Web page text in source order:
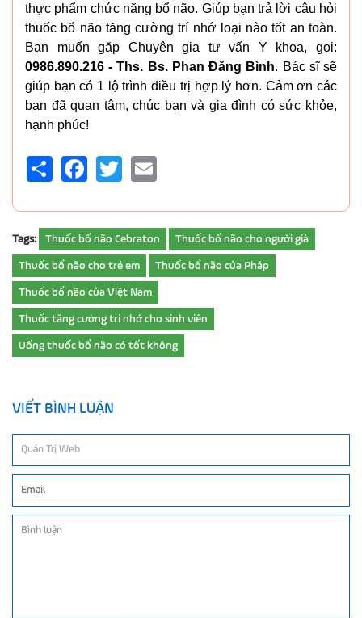
thực phẩm chức năng bổ não. Giúp bạn trả lời câu hỏi
thuốc bổ não tăng cường trí nhớ loại nào tốt an toàn.
Bạn muốn gặp Chuyên gia tư vấn Y khoa, gọi:
0986.890.216 - Ths. Bs. Phan Đăng Bình. Bác sĩ sẽ
giúp bạn có 1 lộ trình điều trị hợp lý hơn. Cảm ơn các
bạn đã quan tâm, chúc bạn và gia đình có sức khỏe,
hạnh phúc!
Share FacebookTwitter
Tags: Thuốc bổ não Cebraton Thuốc bổ não cho người già
Thuốc bổ não cho trẻ em Thuốc bổ não của Pháp
Thuốc bổ não của Việt Nam
Thuốc tăng cường trí nhớ cho sinh viên
Uống thuốc bổ não có tốt không
VIẾT BÌNH LUẬN